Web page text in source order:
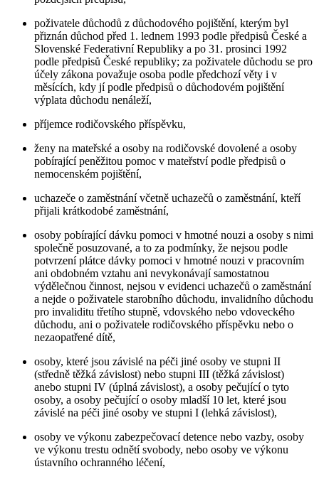
poživatele důchodů z důchodového pojištění, kterým byl
přiznán důchod před 1. lednem 1993 podle předpisů České a
Slovenské Federativní Republiky a po 31. prosinci 1992
podle předpisů České republiky; za poživatele důchodu se pro
účely zákona považuje osoba podle předchozí věty i v
měsících, kdy jí podle předpisů o důchodovém pojištění
výplata důchodu nenáleží,
příjemce rodičovského příspěvku,
ženy na mateřské a osoby na rodičovské dovolené a osoby
pobírající peněžitou pomoc v mateřství podle předpisů o
nemocenském pojištění,
uchazeče o zaměstnání včetně uchazečů o zaměstnání, kteří
přijali krátkodobé zaměstnání,
osoby pobírající dávku pomoci v hmotné nouzi a osoby s nimi
společně posuzované, a to za podmínky, že nejsou podle
potvrzení plátce dávky pomoci v hmotné nouzi v pracovním
ani obdobném vztahu ani nevykonávají samostatnou
výdělečnou činnost, nejsou v evidenci uchazečů o zaměstnání
a nejde o poživatele starobního důchodu, invalidního důchodu
pro invaliditu třetího stupně, vdovského nebo vdoveckého
důchodu, ani o poživatele rodičovského příspěvku nebo o
nezaopatřené dítě,
osoby, které jsou závislé na péči jiné osoby ve stupni II
(středně těžká závislost) nebo stupni III (těžká závislost)
anebo stupni IV (úplná závislost), a osoby pečující o tyto
osoby, a osoby pečující o osoby mladší 10 let, které jsou
závislé na péči jiné osoby ve stupni I (lehká závislost),
osoby ve výkonu zabezpečovací detence nebo vazby, osoby
ve výkonu trestu odnětí svobody, nebo osoby ve výkonu
ústavního ochranného léčení,